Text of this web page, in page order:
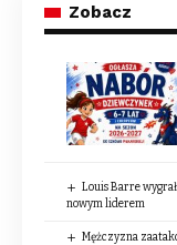
Zobacz
Louis Barre
nowym liderem
Mężczyzna